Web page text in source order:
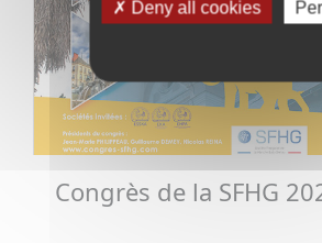
Congrès de la SFHG
Deny all cookies